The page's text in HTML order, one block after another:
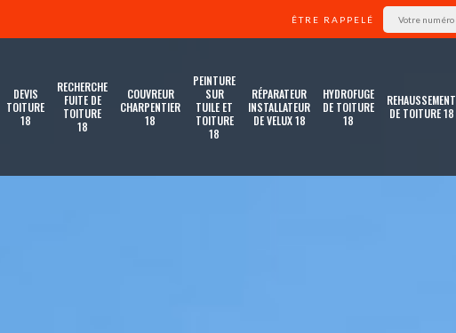
ÊTRE RAPPELÉ
DEVIS
TOITURE
18
RECHERCHE
FUITE DE
TOITURE
18
COUVREUR
CHARPENTIER
18
PEINTURE
SUR
TUILE ET
TOITURE
18
RÉPARATEUR
INSTALLATEUR
DE VELUX 18
HYDROFUGE
DE TOITURE
18
REHAUSSEMENT
DE TOITURE 18